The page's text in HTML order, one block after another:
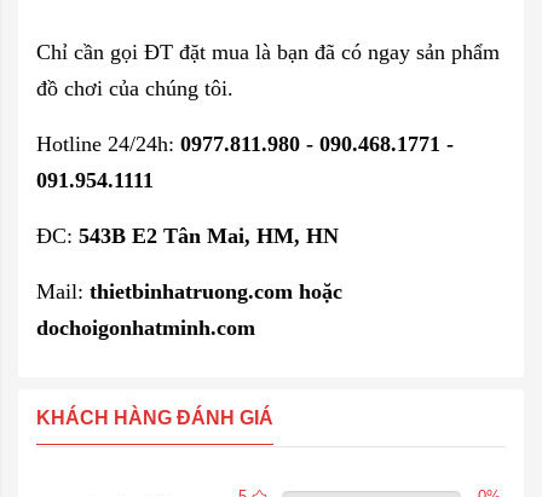
Chỉ cần gọi ĐT đặt mua là bạn đã có ngay sản phẩm
đồ chơi của chúng tôi.
Hotline 24/24h: 0977.811.980 - 090.468.1771 -
091.954.1111
ĐC: 543B E2 Tân Mai, HM, HN
Mail: thietbinhatruong.com hoặc
dochoigonhatminh.com
KHÁCH HÀNG ĐÁNH GIÁ